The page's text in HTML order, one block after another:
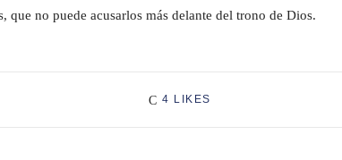
que no puede acusarlos más delante del trono de Dios.
4 LIKES